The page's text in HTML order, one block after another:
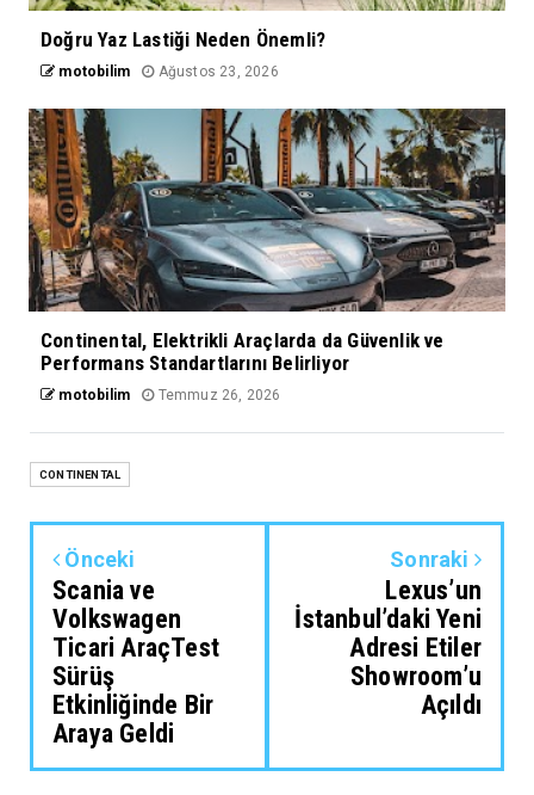
Doğru Yaz Lastiği Neden Önemli?
motobilim Ağustos 23, 2026
Continental, Elektrikli Araçlarda da Güvenlik ve
Performans Standartlarını Belirliyor
motobilim Temmuz 26, 2026
CONTINENTAL
Önceki
Scania ve
Volkswagen
Ticari AraçTest
Sürüş
Etkinliğinde Bir
Araya Geldi
Sonraki
Lexus’un
İstanbul’daki Yeni
Adresi Etiler
Showroom’u
Açıldı